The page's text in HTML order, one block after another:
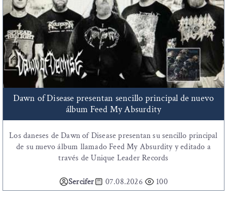
Dawn of Disease presentan sencillo principal de nuevo
álbum Feed My Absurdity
Los daneses de Dawn of Disease presentan su sencillo principal
de su nuevo álbum llamado Feed My Absurdity y editado a
través de Unique Leader Records
Sercifer 07.08.2026 100